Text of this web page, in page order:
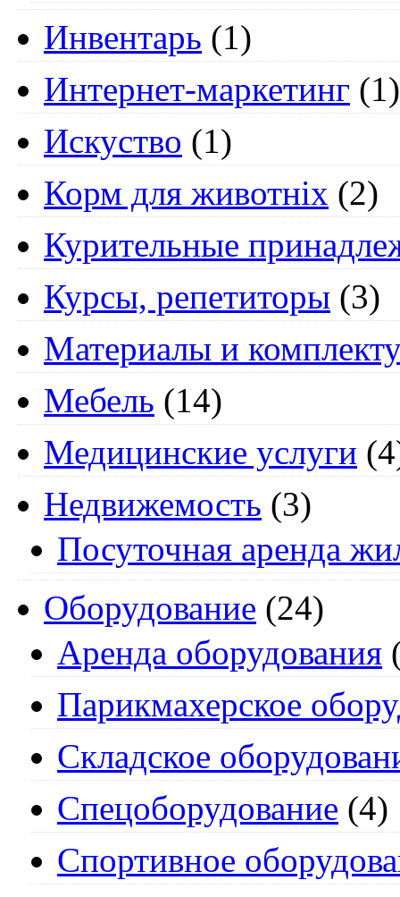
Инвентарь (1)
Интернет-маркетинг (1)
Искуство (1)
Корм для животніх (2)
Курительные
Курсы, репетиторы (3)
Материалы и
Мебель (14)
Медицинские услуги
Недвижемость (3)
Посуточная аренда
Оборудование (24)
Аренда оборудования
Парикмахерское
Складское
Спецоборудование (4)
Спортивное